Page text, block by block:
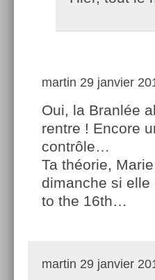
martin 29 janvier
Oui, la Branlée
rentre ! Encore
contrôle…
Ta théorie,
dimanche si
to the 16th…
martin 29 janvier